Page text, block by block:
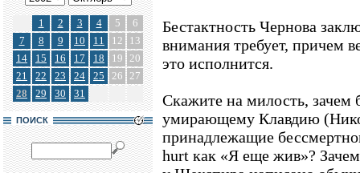
1 2 3 4 5
6
7
8 9 10 11 12
13
14
15 16 17 18 19 20
21
22 23 24 25 26 27
28
29 30 31
ПОИСК
Бестактность Чернова
внимания требует, причем
это исполнится.
Скажите на милость, зачем
умирающему Клавдию
принадлежащие
hurt как «Я еще жив»?